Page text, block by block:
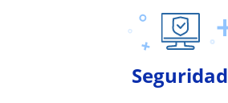
Seguridad